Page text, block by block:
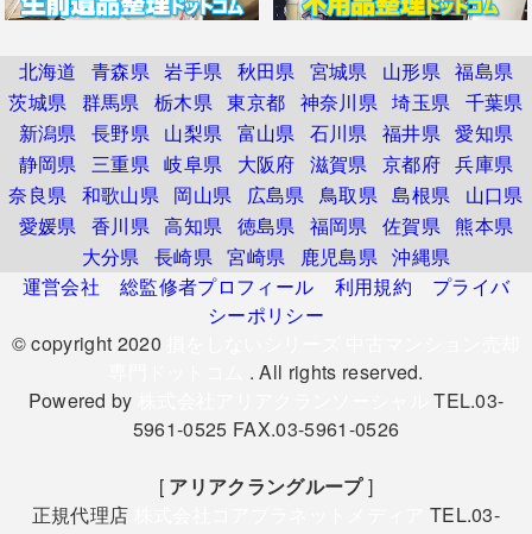
北海道 青森県 岩手県 秋田県 宮城県 山形県 福島県
茨城県 群馬県 栃木県 東京都 神奈川県 埼玉県 千葉県
新潟県 長野県 山梨県 富山県 石川県 福井県 愛知県
静岡県 三重県 岐阜県 大阪府 滋賀県 京都府 兵庫県
奈良県 和歌山県 岡山県 広島県 鳥取県 島根県
山口県
愛媛県 香川県 高知県 徳島県 福岡県 佐賀県 熊本県
大分県 長崎県 宮崎県 鹿児島県 沖縄県
運営会社
総監修者プロフィール 利用規約
プライバ
シーポリシー
© copyright 2020
. All rights reserved.
Powered by
TEL.03-
5961-0525 FAX.03-5961-0526
[ アリアクラングループ]
正規代理店
TEL.03-